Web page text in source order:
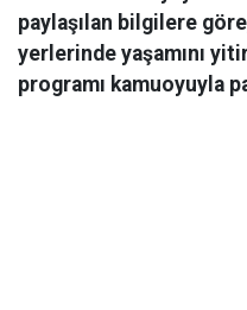
paylaşılan bilgilere
yerlerinde yaşamını
programı kamuoyuyla